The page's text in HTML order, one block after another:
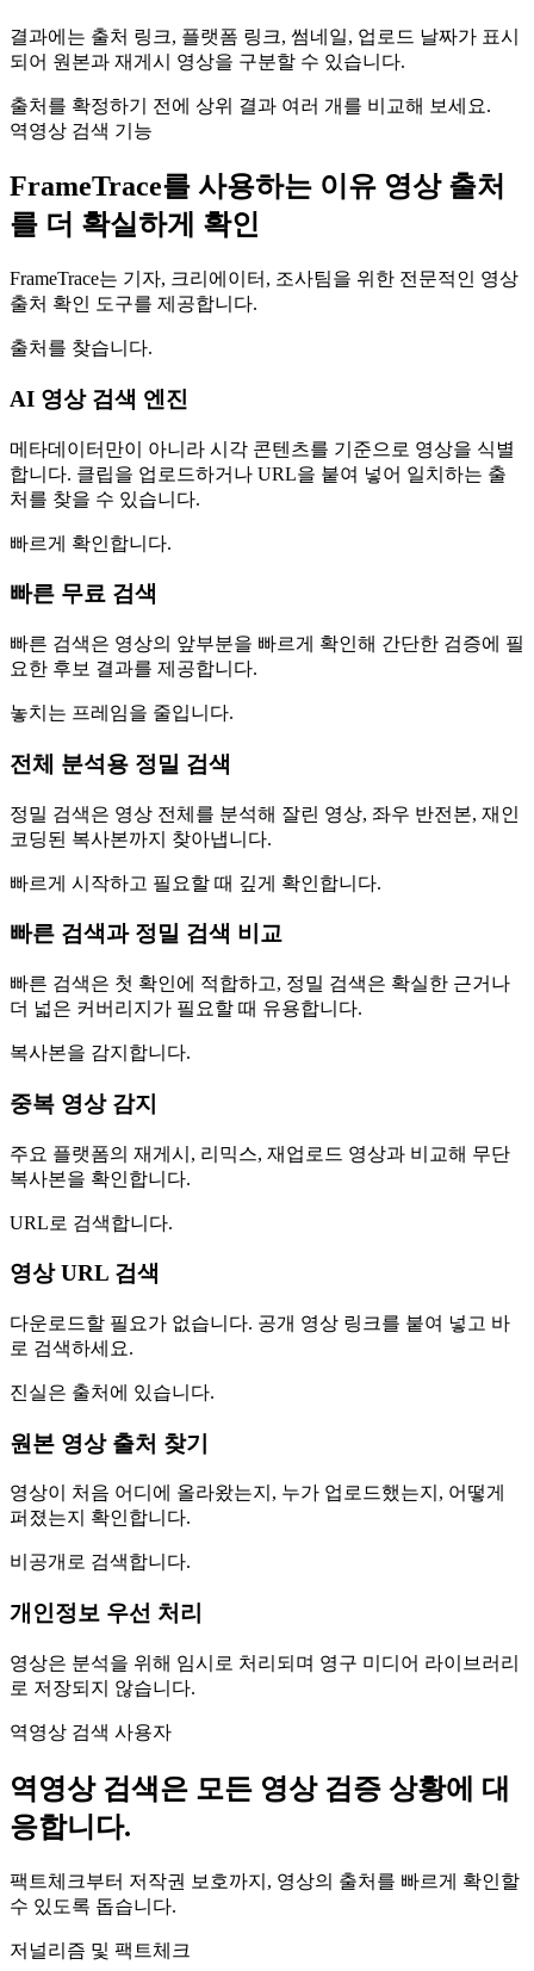
결과에는 출처 링크, 플랫폼 링크, 썸네일, 업로드 날짜가 표시
되어 원본과 재게시 영상을 구분할 수 있습니다.
출처를 확정하기 전에 상위 결과 여러 개를 비교해 보세요.
역영상 검색 기능
FrameTrace를 사용하는 이유 영상 출처
를 더 확실하게 확인
FrameTrace는 기자, 크리에이터, 조사팀을 위한 전문적인 영상
출처 확인 도구를 제공합니다.
출처를 찾습니다.
AI 영상 검색 엔진
메타데이터만이 아니라 시각 콘텐츠를 기준으로 영상을 식별
합니다. 클립을 업로드하거나 URL을 붙여 넣어 일치하는 출
처를 찾을 수 있습니다.
빠르게 확인합니다.
빠른 무료 검색
빠른 검색은 영상의 앞부분을 빠르게 확인해 간단한 검증에 필
요한 후보 결과를 제공합니다.
놓치는 프레임을 줄입니다.
전체 분석용 정밀 검색
정밀 검색은 영상 전체를 분석해 잘린 영상, 좌우 반전본, 재인
코딩된 복사본까지 찾아냅니다.
빠르게 시작하고 필요할 때 깊게 확인합니다.
빠른 검색과 정밀 검색 비교
빠른 검색은 첫 확인에 적합하고, 정밀 검색은 확실한 근거나
더 넓은 커버리지가 필요할 때 유용합니다.
복사본을 감지합니다.
중복 영상 감지
주요 플랫폼의 재게시, 리믹스, 재업로드 영상과 비교해 무단
복사본을 확인합니다.
URL로 검색합니다.
영상 URL 검색
다운로드할 필요가 없습니다. 공개 영상 링크를 붙여 넣고 바
로 검색하세요.
진실은 출처에 있습니다.
원본 영상 출처 찾기
영상이 처음 어디에 올라왔는지, 누가 업로드했는지, 어떻게
퍼졌는지 확인합니다.
비공개로 검색합니다.
개인정보 우선 처리
영상은 분석을 위해 임시로 처리되며 영구 미디어 라이브러리
로 저장되지 않습니다.
역영상 검색 사용자
역영상 검색은 모든 영상 검증 상황에 대
응합니다.
팩트체크부터 저작권 보호까지, 영상의 출처를 빠르게 확인할
수 있도록 돕습니다.
저널리즘 및 팩트체크